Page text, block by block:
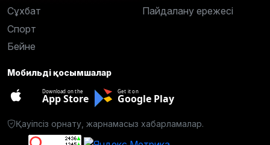
Сұхбат
Спорт
Бейне
Пайдалану ережесі
Мобильді қосымшалар
Download on the
App Store
Get it on
Google Play
Қауіпсіз орнату, жарнамасыз хабарламалар.